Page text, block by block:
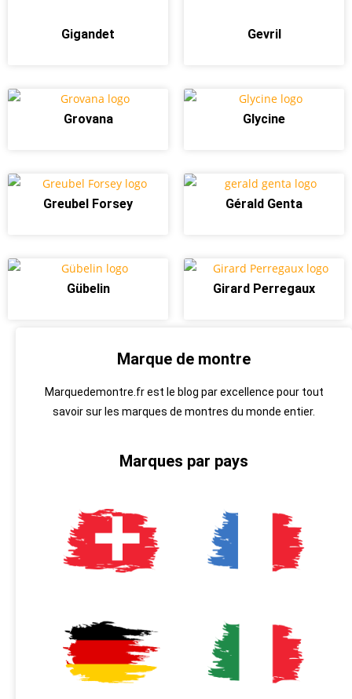
Gigandet Gevril
Grovana Glycine
Greubel Forsey Gérald Genta
Gübelin Girard Perregaux
Marque de montre
Marquedemontre.fr est le blog par excellence pour tout
savoir sur les marques de montres du monde entier.
Marques par pays